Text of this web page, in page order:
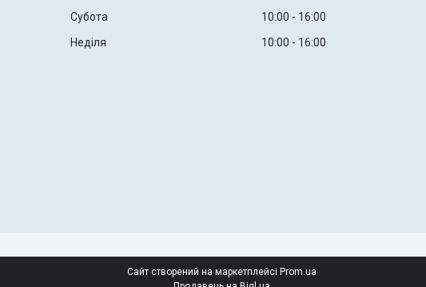
Субота
10:00
16:00
Неділя
10:00 16:00
Сайт створений на маркетплейсі Prom.ua